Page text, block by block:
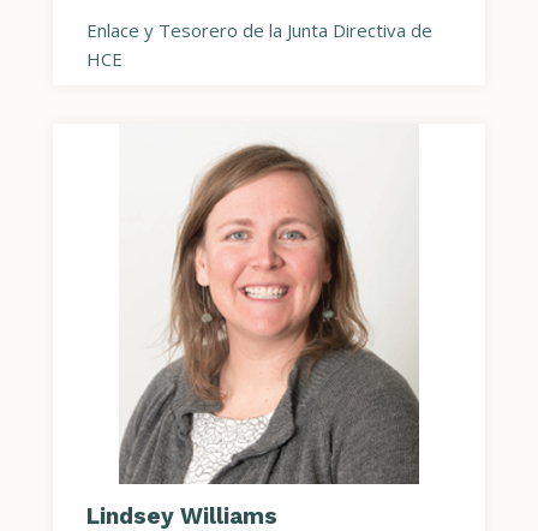
Enlace y Tesorero de la Junta Directiva de
HCE
Lindsey Williams